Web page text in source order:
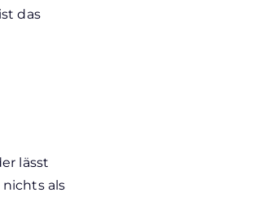
das
lässt
als